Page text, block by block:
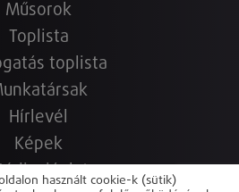
Műsorok
Toplista
toplista
Hírlevél
Képek
használt cookie-k (sütik)